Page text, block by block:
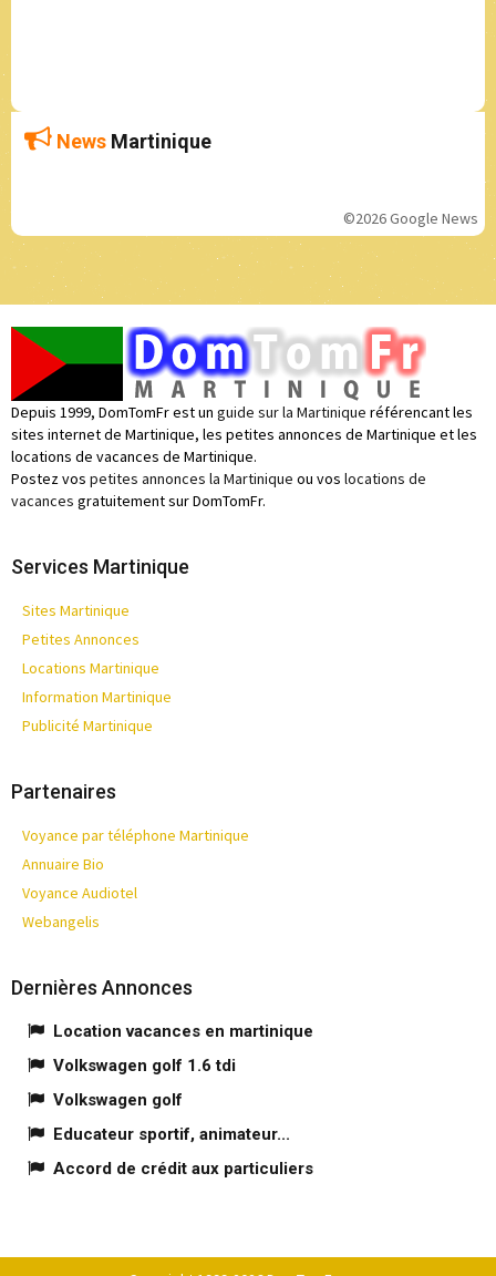
News Martinique
©2026 Google News
Depuis 1999, DomTomFr est un guide sur la Martinique référencant les
sites internet de Martinique, les petites annonces de Martinique et les
locations de vacances de Martinique.
Postez vos petites annonces la Martinique ou vos locations de
vacances gratuitement sur DomTomFr.
Services Martinique
Sites Martinique
Petites Annonces
Locations Martinique
Information Martinique
Publicité Martinique
Partenaires
Voyance par téléphone Martinique
Annuaire Bio
Voyance Audiotel
Webangelis
Dernières Annonces
Location vacances en martinique
Volkswagen golf 1.6 tdi
Volkswagen golf
Educateur sportif, animateur...
Accord de crédit aux particuliers